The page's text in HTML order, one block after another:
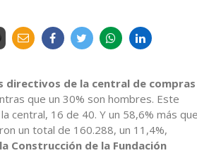
directivos de la central de compras
que un 30% son hombres. Este
central, 16 de 40. Y un 58,6% más que
un total de 160.288, un 11,4%,
Construcción de la Fundación